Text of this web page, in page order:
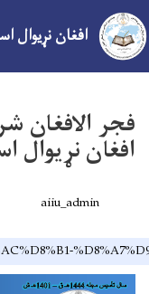
افغان نړیوال
فجر الافغان
افغان نړیوال
aiiu_admin